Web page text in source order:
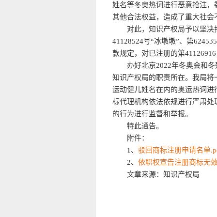
姓名等冬奥热词进行恶意抢注
其他合法权益，造成了重大社
对此，知识产权局予以坚
41128524号“冰墩墩”、第
款规定，对已注册的第
办好北京2022年冬奥会和
知识产权局的职责所在。我局
运动健儿姓名在内的奥运热词
标代理机构依法依规进行严肃
的行为进行监督和举报。
特此通告。
附件：
1、驳回商标注册申请名单
2、依职权宣告注册商标无
文章来源：知识产权局